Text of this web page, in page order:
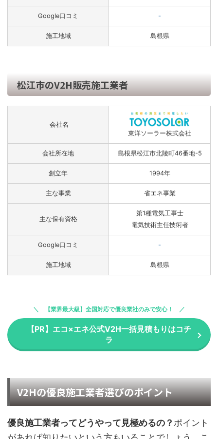
Google口コミ -
施工地域 島根県
松江市のV2H販売施工業者
会社名
東洋ソーラー株式会社
会社所在地 島根県松江市北陵町46番地-5
創立年 1994年
主な事業 省エネ事業
主な保有資格
第1種電気工事士
電気技術主任技術者
Google口コミ -
施工地域 島根県
【業界最大級】全国対応で優良業社のみで安心！
【PR】エコ×エネ公式V2H一括見積もりはコチ
ラ
V2Hの優良施工業者選びのポイント
優良施工業者ってどうやって見極めるの？ ポイント